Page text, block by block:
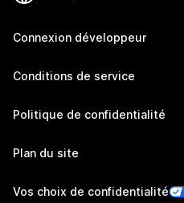
Connexion développeur
Conditions de service
Politique de confidentialité
Plan du site
Vos choix de confidentialité